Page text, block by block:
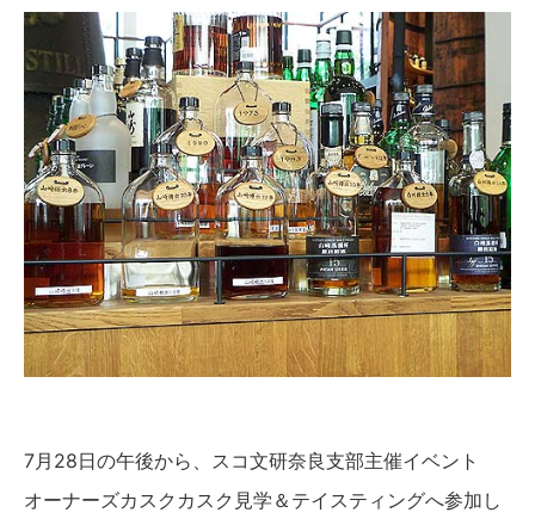
7月28日の午後から、スコ文研奈良支部主催イベント
オーナーズカスクカスク見学＆テイスティングへ参加し